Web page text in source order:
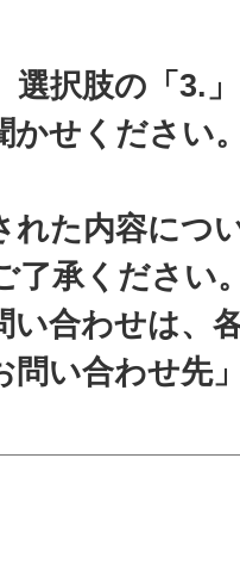
選択肢の「3.
かせください
れた内容につ
了承ください
い合わせは、
問い合わせ先